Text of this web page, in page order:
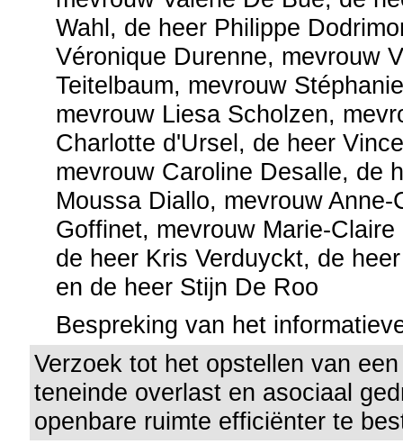
Wahl, de heer Philippe
Véronique Durenne, mevrouw
Teitelbaum, mevrouw
mevrouw Liesa Scholzen,
Charlotte d'Ursel, de heer
mevrouw Caroline Desalle, de
Moussa Diallo, mevrouw Anne-
Goffinet, mevrouw Marie-
de heer Kris Verduyckt, de
en de heer Stijn De Roo
Bespreking van het
Verzoek tot het opstellen van
teneinde overlast en asociaal
openbare ruimte efficiënter te